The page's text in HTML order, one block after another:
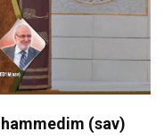
(sav)